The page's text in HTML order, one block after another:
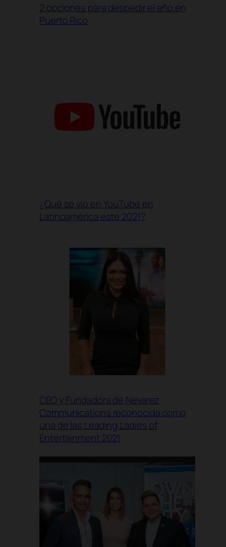
2 opciones para despedir el año en
Puerto Rico
¿Qué se vio en YouTube en
Latinoamérica este 2021?
CEO y Fundadora de Nevarez
Communications reconocida como
una de las Leading Ladies of
Entertainment 2021